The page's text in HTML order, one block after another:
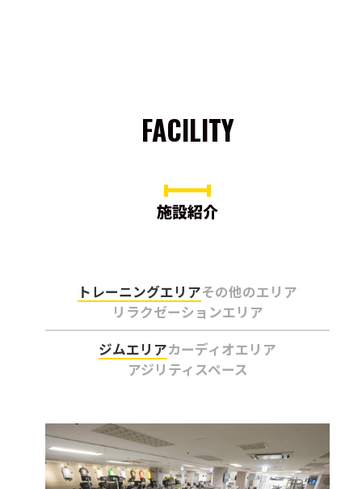
FACILITY
施設紹介
トレーニングエリアその他のエリア
リラクゼーションエリア
ジムエリアカーディオエリア
アジリティスペース